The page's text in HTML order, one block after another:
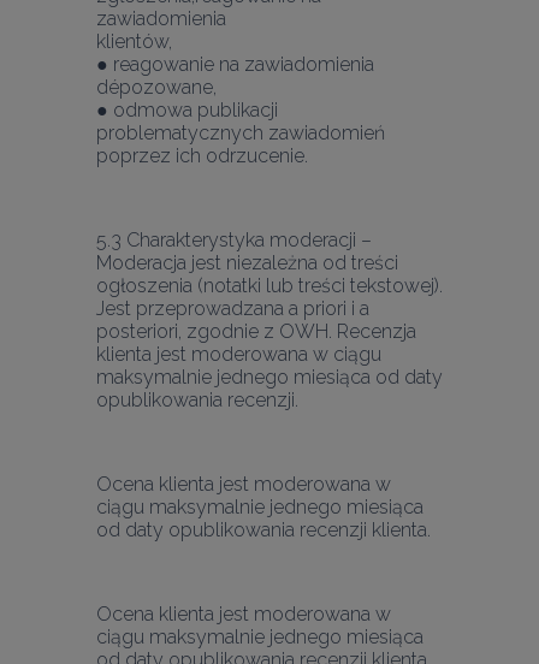
zawiadomienia
klientów,
● reagowanie na zawiadomienia
dépozowane,
● odmowa publikacji
problematycznych zawiadomień
poprzez ich odrzucenie.
5.3 Charakterystyka moderacji –
Moderacja jest niezależna od treści
ogłoszenia (notatki lub treści tekstowej).
Jest przeprowadzana a priori i a
posteriori, zgodnie z OWH. Recenzja
klienta jest moderowana w ciągu
maksymalnie jednego miesiąca od daty
opublikowania recenzji.
Ocena klienta jest moderowana w
ciągu maksymalnie jednego miesiąca
od daty opublikowania recenzji klienta.
Ocena klienta jest moderowana w
ciągu maksymalnie jednego miesiąca